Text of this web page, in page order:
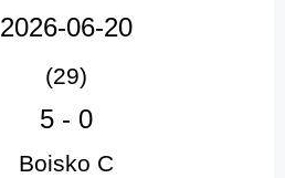
2026-06-20
(29)
5 - 0
Boisko C